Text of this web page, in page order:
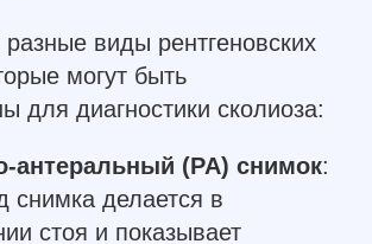
виды рентгеновских
могут быть
для диагностики сколиоза:
антеральный (PA) снимок:
снимка делается в
стоя и показывает